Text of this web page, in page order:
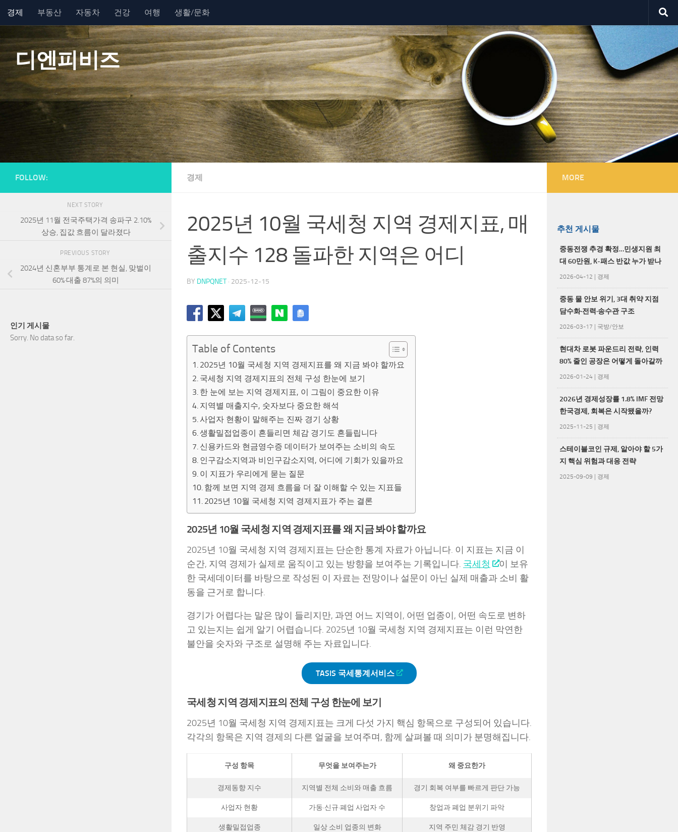
Skip to content
경제 부동산 자동차 건강 여행 생활/문화
디엔피비즈
경제
2025년 10월 국세청 지역 경제지표, 매
출지수 128 돌파한 지역은 어디
BY DNPQNET · 2025-12-15
Table of Contents
2025년 10월 국세청 지역 경제지표를 왜 지금 봐야 할까요
국세청 지역 경제지표의 전체 구성 한눈에 보기
한 눈에 보는 지역 경제지표, 이 그림이 중요한 이유
지역별 매출지수, 숫자보다 중요한 해석
사업자 현황이 말해주는 진짜 경기 상황
생활밀접업종이 흔들리면 체감 경기도 흔들립니다
신용카드와 현금영수증 데이터가 보여주는 소비의 속도
인구감소지역과 비인구감소지역, 어디에 기회가 있을까요
이 지표가 우리에게 묻는 질문
함께 보면 지역 경제 흐름을 더 잘 이해할 수 있는 지표들
2025년 10월 국세청 지역 경제지표가 주는 결론
2025년 10월 국세청 지역 경제지표를 왜 지금 봐야 할까요
2025년 10월 국세청 지역 경제지표는 단순한 통계 자료가 아닙니다. 이 지표는 지금 이
순간, 지역 경제가 실제로 움직이고 있는 방향을 보여주는 기록입니다. 국세청
이 보유
한 국세데이터를 바탕으로 작성된 이 자료는 전망이나 설문이 아닌 실제 매출과 소비 활
동을 근거로 합니다.
경기가 어렵다는 말은 많이 들리지만, 과연 어느 지역이, 어떤 업종이, 어떤 속도로 변하
고 있는지는 쉽게 알기 어렵습니다. 2025년 10월 국세청 지역 경제지표는 이런 막연한
불안을 숫자와 구조로 설명해 주는 자료입니다.
TASIS 국세통계서비스
국세청 지역 경제지표의 전체 구성 한눈에 보기
2025년 10월 국세청 지역 경제지표는 크게 다섯 가지 핵심 항목으로 구성되어 있습니다.
각각의 항목은 지역 경제의 다른 얼굴을 보여주며, 함께 살펴볼 때 의미가 분명해집니다.
구성 항목 무엇을 보여주는가 왜 중요한가
경제동향 지수 지역별 전체 소비와 매출 흐름 경기 회복 여부를 빠르게 판단 가능
사업자 현황 가동·신규·폐업 사업자 수 창업과 폐업 분위기 파악
생활밀접업종 일상 소비 업종의 변화 지역 주민 체감 경기 반영
FOLLOW:
NEXT STORY
2025년 11월 전국주택가격 송파구 2.10%
상승, 집값 흐름이 달라졌다
PREVIOUS STORY
2024년 신혼부부 통계로 본 현실, 맞벌이
60%·대출 87%의 의미
인기 게시물
Sorry. No data so far.
MORE
추천 게시물
중동전쟁 추경 확정…민생지원 최
대 60만원, K-패스 반값 누가 받나
2026-04-12 | 경제
중동 물 안보 위기, 3대 취약 지점
담수화·전력·송수관 구조
2026-03-17 | 국방/안보
현대차 로봇 파운드리 전략, 인력
80% 줄인 공장은 어떻게 돌아갈까
2026-01-24 | 경제
2026년 경제성장률 1.8% IMF 전망
한국경제, 회복은 시작됐을까?
2025-11-25 | 경제
스테이블코인 규제, 알아야 할 5가
지 핵심 위험과 대응 전략
2025-09-09 | 경제